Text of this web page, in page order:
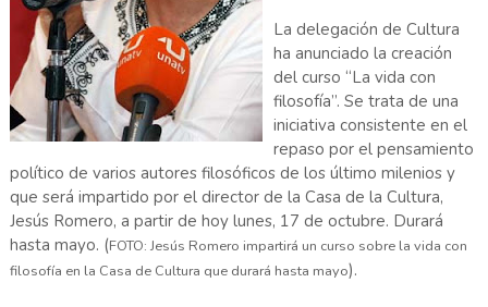
La delegación de Cultura
ha anunciado la creación
del curso “La vida con
filosofía”. Se trata de una
iniciativa consistente en el
repaso por el pensamiento
político de varios autores filosóficos de los último milenios y
que será impartido por el director de la Casa de la Cultura,
Jesús Romero, a partir de hoy lunes, 17 de octubre. Durará
hasta mayo. (FOTO: Jesús Romero impartirá un curso sobre la vida con
filosofía en la Casa de Cultura que durará hasta mayo).